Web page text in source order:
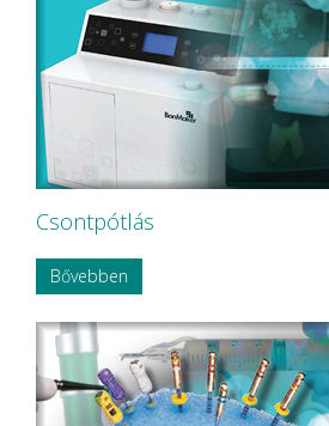
Csontpótlás
Bővebben